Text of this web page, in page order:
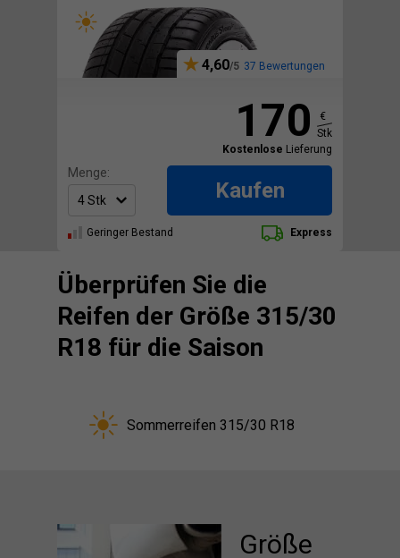
4,60 37 Bewertungen
170
€
Stk
Kostenlose Lieferung
Menge:
Kaufen
Geringer Bestand Express
Überprüfen Sie die
Reifen der Größe 315/30
R18 für die Saison
Sommerreifen 315/30 R18
Größe